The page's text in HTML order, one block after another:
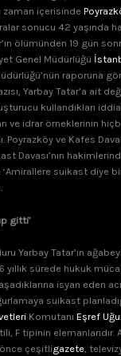
zaman içerisinde
sonucu 42 yaşında
ölümünden 19 gün
Genel Müdürlüğü
raporuna
Yarbay Tatar’a ait
kullandıkları
ve idrar örneklerinin
Poyrazköy ve Kafes
Davası’nın
suikast diye
gitti’
Yarbay Tatar’ın
yıllık sürede hukuk
isyan eden
suikast
Komutanı Eşref
F tipinin elemanlarıdır.
önce çeşitligazete ,